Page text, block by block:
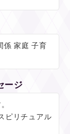
係 家庭 子育
ージ
ピリチュアル